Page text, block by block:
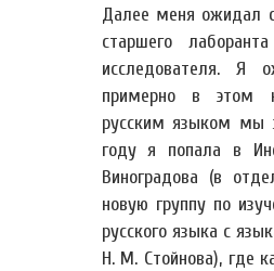
Далее меня ожидал
старшего
исследователя. Я
примерно в этом
русским языком мы
году я попала в
Виноградова (в
новую группу по
русского языка с
Н. М. Стойнова), где